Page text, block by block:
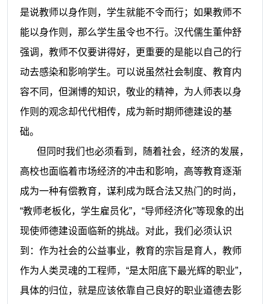
是说教师以身作则，学生就能不令而行；如果教师不
能以身作则，那么学生虽令也不行。汉代儒生董仲舒
强调，教师不仅要讲得好，更重要的是能以自己的行
动去感染和影响学生。可以说虽然社会制度、教育内
容不同，但渊博的知识，敬业的精神，为人师表以身
作则的观念却代代相传，成为新时期师德建设的基
础。
但同时我们也必须看到，随着社会，经济的发展，
高校也面临着市场经济的冲击和影响，高等教育逐渐
成为一种有偿教育，谋利成为既合法又热门的时尚，
“教师老板化，学生雇员化”，“导师经济化”等现象的出
现使师德建设面临新的挑战。对此，我们必须认识
到：作为社会的公益事业，教育的宗旨是育人，教师
作为人类灵魂的工程师，“是太阳底下最光辉的职业”，
具体的归位，就是应该依靠自己良好的职业道德去影